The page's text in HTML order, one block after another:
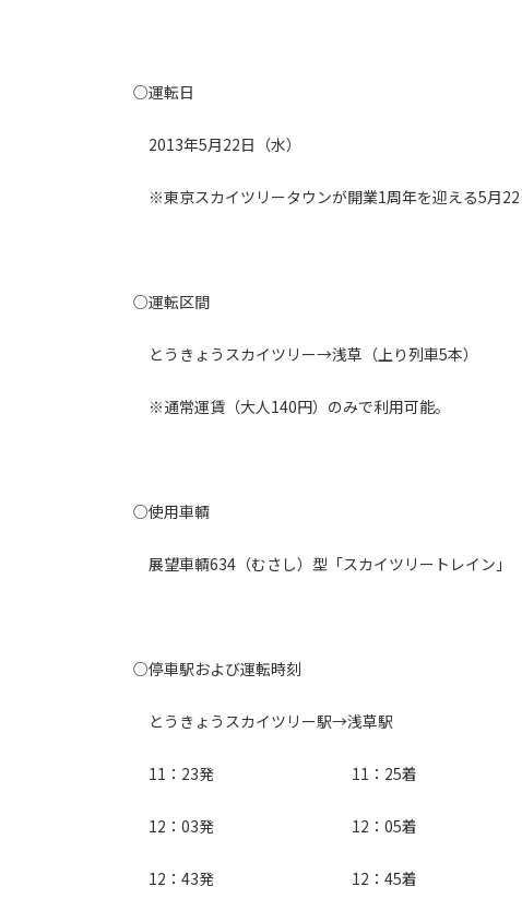
○運転日
2013年5月22日（水）
※東京スカイツリータウンが開業1周年を迎える5月
○運転区間
とうきょうスカイツリー→浅草（上り列車5本）
※通常運賃（大人140円）のみで利用可能。
○使用車輌
展望車輌634（むさし）型「スカイツリートレイン」
○停車駅および運転時刻
とうきょうスカイツリー駅→浅草駅
11：23発 11：25着
12：03発 12：05着
12：43発 12：45着